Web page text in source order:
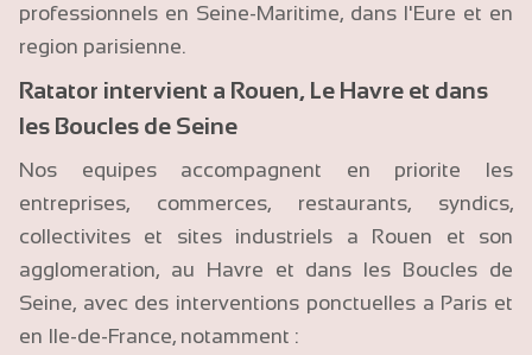
professionnels en Seine-Maritime, dans l'Eure et en
region parisienne.
Ratator intervient a Rouen, Le Havre et dans
les Boucles de Seine
Nos equipes accompagnent en priorite les
entreprises, commerces, restaurants, syndics,
collectivites et sites industriels a Rouen et son
agglomeration, au Havre et dans les Boucles de
Seine, avec des interventions ponctuelles a Paris et
en Ile-de-France, notamment :